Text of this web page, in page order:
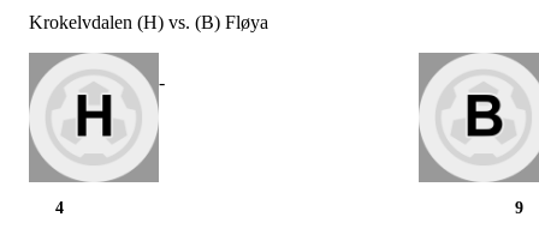
Krokelvdalen (H) vs. (B) Fløya
-
9
4